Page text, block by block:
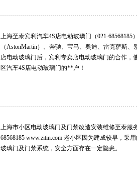
上海至泰宾利汽车4S店电动玻璃门（021-68568185
（AstonMartin）、奔驰、宝马、奥迪、雷克萨斯
店电动玻璃门后，宾利专卖店电动玻璃门的合作，
区汽车4S店电动玻璃门的**户！
上海市小区电动玻璃门及门禁改造安装维修至泰服
68568185 www.zitin.com 老小区因为建成较早，采
玻璃门及门禁系统，安全方面存在一定隐患。